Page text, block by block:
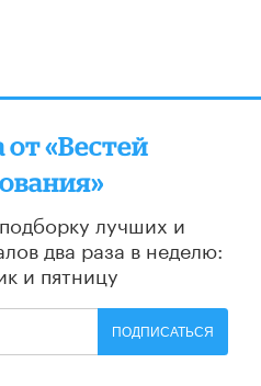
от «Вестей
лучших и
два раза в неделю:
и пятницу
ПОДПИСАТЬСЯ